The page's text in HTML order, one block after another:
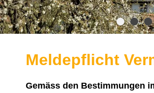
Meldepflicht
Gemäss den Bestimmungen